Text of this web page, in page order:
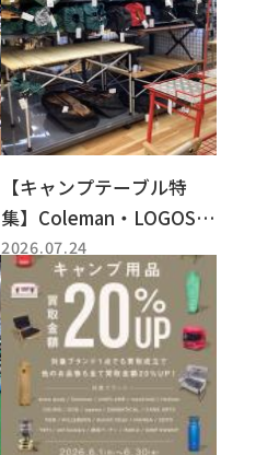
【キャンプテーブル特
集】Coleman・LOGOS・
mont-bellの機能派ファニ
チャーを長久手店がご紹
介！
2026.07.24